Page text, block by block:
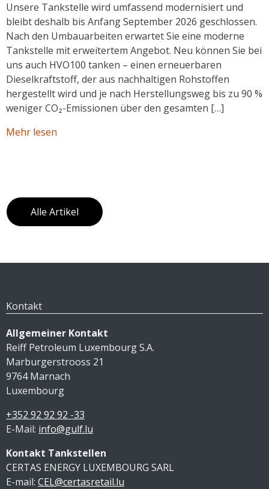
Unsere Tankstelle wird umfassend modernisiert und
bleibt deshalb bis Anfang September 2026 geschlossen.
Nach den Umbauarbeiten erwartet Sie eine moderne
Tankstelle mit erweitertem Angebot. Neu können Sie bei
uns auch HVO100 tanken – einen erneuerbaren
Dieselkraftstoff, der aus nachhaltigen Rohstoffen
hergestellt wird und je nach Herstellungsweg bis zu 90 %
weniger CO₂-Emissionen über den gesamten […]
Mehr lesen
Alle Artikel
Kontakt
Allgemeiner Kontakt
Reiff Petroleum Luxembourg S.A.
Marburgerstrooss 21
9764 Marnach
Luxembourg
+352 92 92 92 -33
E-Mail: info@gulf.lu
Kontakt Tankstellen
CERTAS ENERGY LUXEMBOURG SARL
E-mail: CEL@certasretail.lu